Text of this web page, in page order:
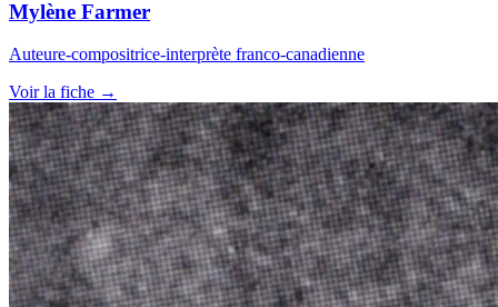
Mylène Farmer
Auteure-compositrice-interprète franco-canadienne
Voir la fiche →